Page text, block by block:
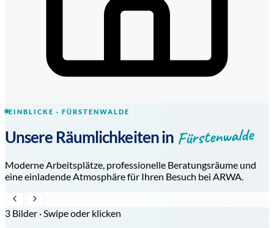
EINBLICKE · FÜRSTENWALDE
Unsere Räumlichkeiten in Fürstenwalde
Moderne Arbeitsplätze, professionelle Beratungsräume und
eine einladende Atmosphäre für Ihren Besuch bei ARWA.
3 Bilder · Swipe oder klicken